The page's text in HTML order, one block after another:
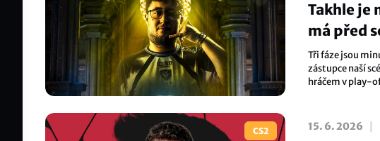
Takhle je
má před
Tři fáze jsou
zástupce naší
hráčem v play-
CS2 15. 6. 2026